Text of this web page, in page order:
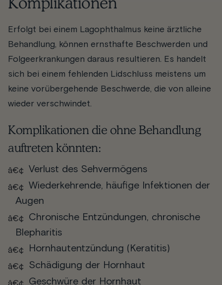
Erfolgt bei einem Lagophthalmus keine ärztliche
Behandlung, können ernsthafte Beschwerden und
Folgeerkrankungen daraus resultieren. Es handelt
sich bei einem fehlenden Lidschluss meistens um
keine vorübergehende Beschwerde, die von alleine
wieder verschwindet.
Komplikationen die ohne Behandlung
auftreten könnten:
Verlust des Sehvermögens
Wiederkehrende, häufige Infektionen der
Augen
Chronische Entzündungen, chronische
Blepharitis
Hornhautentzündung (Keratitis)
Schädigung der Hornhaut
Geschwüre der Hornhaut